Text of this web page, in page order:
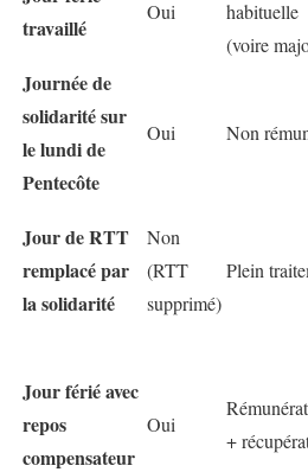
travaillé
Oui
habituelle
(voire
Journée de
solidarité sur
le lundi de
Pentecôte
Oui Non
Jour de RTT
remplacé par
la solidarité
Non
(RTT
supprimé)
Plein
Jour férié avec
repos
compensateur
Oui
+